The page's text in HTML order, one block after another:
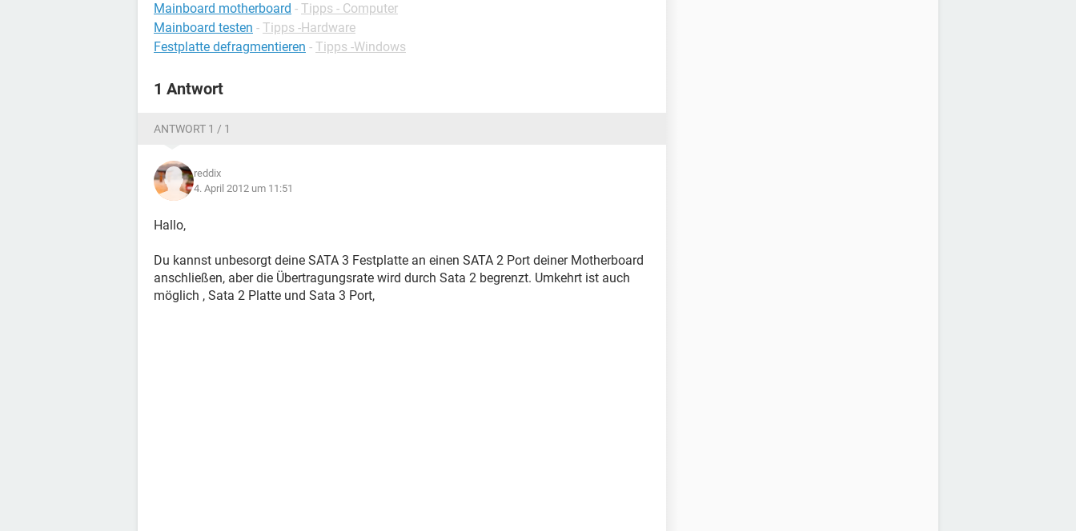
Mainboard motherboard - Tipps - Computer
Mainboard testen - Tipps -Hardware
Festplatte defragmentieren - Tipps -Windows
1 Antwort
ANTWORT 1 / 1
reddix
4. April 2012 um 11:51
Hallo,
Du kannst unbesorgt deine SATA 3 Festplatte an einen SATA 2 Port deiner Motherboard
anschließen, aber die Übertragungsrate wird durch Sata 2 begrenzt. Umkehrt ist auch
möglich , Sata 2 Platte und Sata 3 Port,